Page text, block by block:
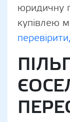
юридичну
купівлею